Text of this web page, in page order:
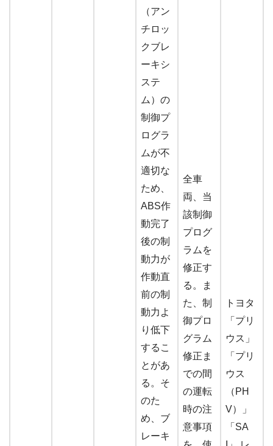
（アン
チロッ
クブレ
ーキシ
ステ
ム）の
制御プ
ログラ
ムが不
適切な
ため、
ABS作
動完了
後の制
動力が
作動直
前の制
動力よ
り低下
するこ
とがあ
る。そ
のた
め、ブ
レーキ
全車
両、当
該制御
プログ
ラムを
修正す
る。ま
た、制
御プロ
グラム
修正ま
での間
の運転
時の注
意事項
トヨタ
「プリ
ウス」
「プリ
ウス
（PH
V）」
「SA